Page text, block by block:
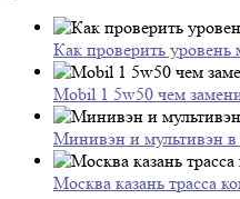
Как проверить уровень
Mobil 1 5w50 чем
Минивэн и мультивэн в
Москва казань трасса